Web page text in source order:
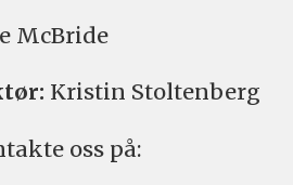
McBride
Kristin Stoltenberg
oss på: